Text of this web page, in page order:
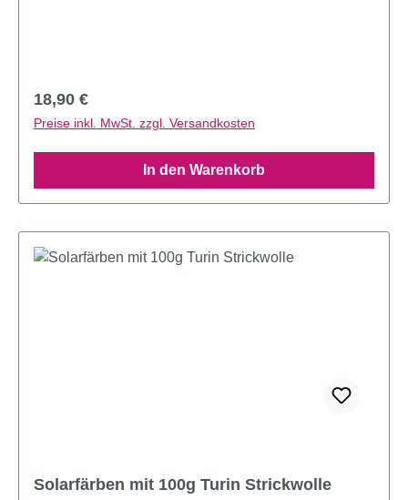
Regulärer Preis:
18,90 €
Preise inkl. MwSt. zzgl. Versandkosten
In den Warenkorb
Solarfärben mit 100g Turin Strickwolle